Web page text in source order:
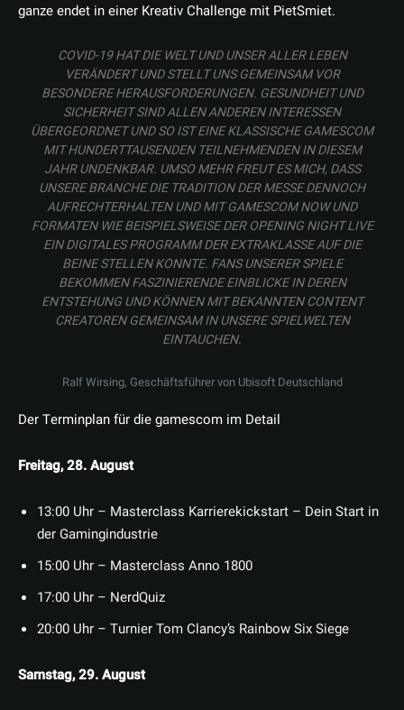
ganze endet in einer Kreativ Challenge mit PietSmiet.
COVID-19 HAT DIE WELT UND UNSER ALLER LEBEN
VERÄNDERT UND STELLT UNS GEMEINSAM VOR
BESONDERE HERAUSFORDERUNGEN. GESUNDHEIT UND
SICHERHEIT SIND ALLEN ANDEREN INTERESSEN
ÜBERGEORDNET UND SO IST EINE KLASSISCHE GAMESCOM
MIT HUNDERTTAUSENDEN TEILNEHMENDEN IN DIESEM
JAHR UNDENKBAR. UMSO MEHR FREUT ES MICH, DASS
UNSERE BRANCHE DIE TRADITION DER MESSE DENNOCH
AUFRECHTERHALTEN UND MIT GAMESCOM NOW UND
FORMATEN WIE BEISPIELSWEISE DER OPENING NIGHT LIVE
EIN DIGITALES PROGRAMM DER EXTRAKLASSE AUF DIE
BEINE STELLEN KONNTE. FANS UNSERER SPIELE
BEKOMMEN FASZINIERENDE EINBLICKE IN DEREN
ENTSTEHUNG UND KÖNNEN MIT BEKANNTEN CONTENT
CREATOREN GEMEINSAM IN UNSERE SPIELWELTEN
EINTAUCHEN.
Ralf Wirsing, Geschäftsführer von Ubisoft Deutschland
Der Terminplan für die gamescom im Detail
Freitag, 28. August
13:00 Uhr – Masterclass Karrierekickstart – Dein Start in
der Gamingindustrie
15:00 Uhr – Masterclass Anno 1800
17:00 Uhr – NerdQuiz
20:00 Uhr – Turnier Tom Clancy’s Rainbow Six Siege
Samstag, 29. August